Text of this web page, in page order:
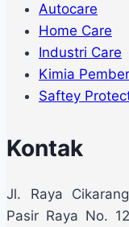
Autocare
Home Care
Industri Care
Kimia
Saftey
Kontak
Jl. Raya
Pasir Raya No.